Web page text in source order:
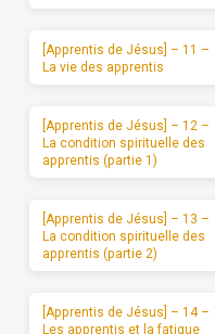
[Apprentis de Jésus] – 11 –
La vie des apprentis
[Apprentis de Jésus] – 12 –
La condition spirituelle des
apprentis (partie 1)
[Apprentis de Jésus] – 13 –
La condition spirituelle des
apprentis (partie 2)
[Apprentis de Jésus] – 14 –
Les apprentis et la fatigue